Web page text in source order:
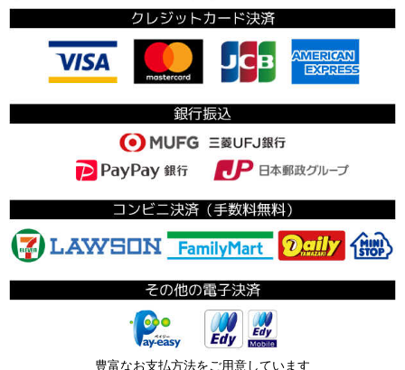
豊富なお支払方法をご用意しています